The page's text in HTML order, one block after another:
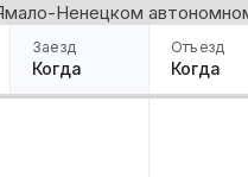
Ненецком
Заезд
Когда
Отъезд
Когда